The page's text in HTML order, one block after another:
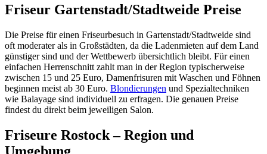
Friseur Gartenstadt/Stadtweide Preise
Die Preise für einen Friseurbesuch in Gartenstadt/Stadtweide sind
oft moderater als in Großstädten, da die Ladenmieten auf dem Land
günstiger sind und der Wettbewerb übersichtlich bleibt. Für einen
einfachen Herrenschnitt zahlt man in der Region typischerweise
zwischen 15 und 25 Euro, Damenfrisuren mit Waschen und Föhnen
beginnen meist ab 30 Euro. Blondierungen und Spezialtechniken
wie Balayage sind individuell zu erfragen. Die genauen Preise
findest du direkt beim jeweiligen Salon.
Friseure Rostock – Region und